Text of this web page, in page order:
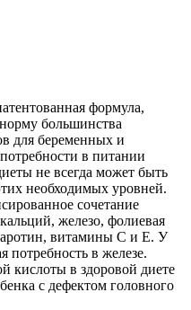
формула,
большинства
для беременных и
в питании
не всегда может быть
необходимых уровней.
сочетание
железо, фолиевая
витамины C и E. У
в железе.
кислоты в здоровой диете
с дефектом головного